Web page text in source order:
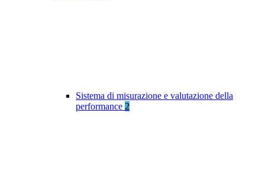
Sistema di misurazione e valutazione della
performance 2